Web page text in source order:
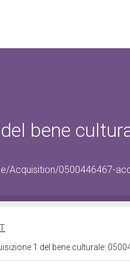
bene
Acquisition/0500446467-
IT
1 del bene culturale: